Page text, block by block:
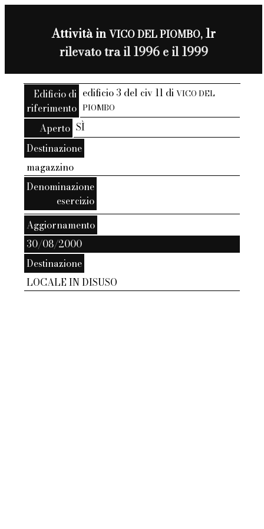
Attività inVICO DEL PIOMBO,1r
rilevato tra il 1996 e il 1999
Edificio di
riferimento
edificio 3 del civ 11 diVICO DEL
PIOMBO
Aperto SÌ
Destinazione
magazzino
Denominazione
esercizio
Aggiornamento
30/08/2000
Destinazione
LOCALE IN DISUSO